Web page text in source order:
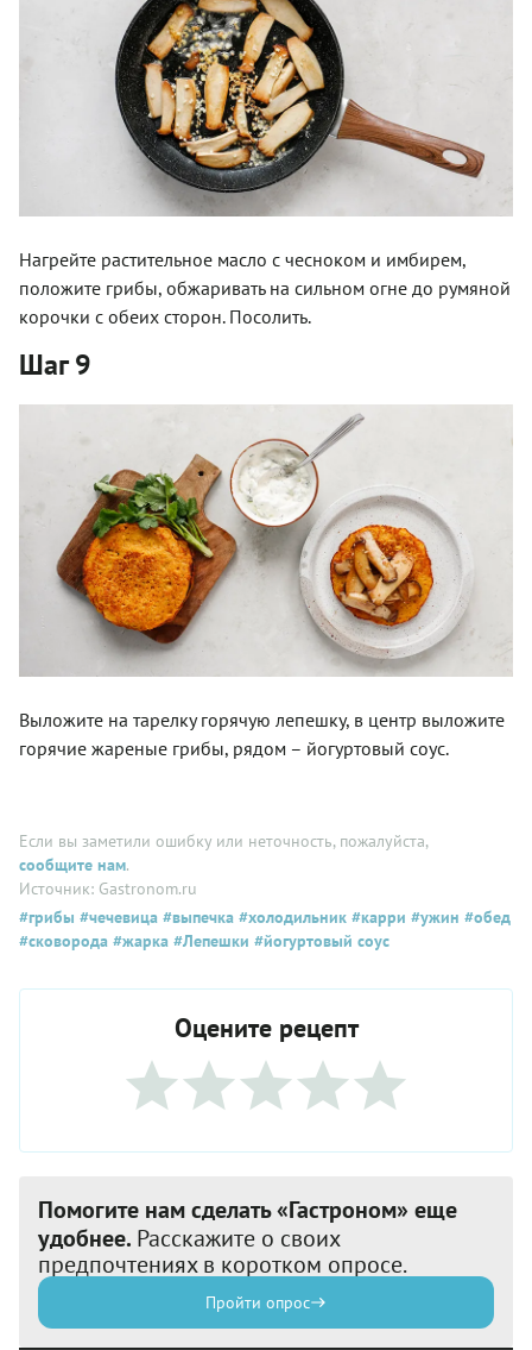
Нагрейте растительное масло с чесноком и имбирем,
положите грибы, обжаривать на сильном огне до румяной
корочки с обеих сторон. Посолить.
Шаг 9
Выложите на тарелку горячую лепешку, в центр выложите
горячие жареные грибы, рядом – йогуртовый соус.
Если вы заметили ошибку или неточность, пожалуйста,
сообщите нам.
Источник: Gastronom.ru
#грибы #чечевица #выпечка #холодильник #карри #ужин #обед
#сковорода #жарка #Лепешки #йогуртовый соус
Оцените рецепт
Помогите нам сделать «Гастроном» еще
удобнее. Расскажите о своих
предпочтениях в коротком опросе.
Пройти опрос